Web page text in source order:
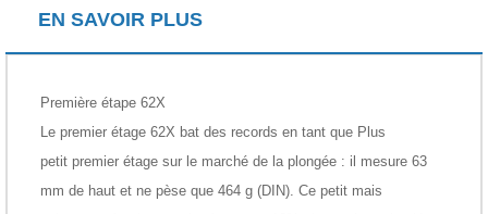
EN SAVOIR PLUS
Première étape 62X
Le premier étage 62X bat des records en tant que Plus
petit premier étage sur le marché de la plongée : il mesure 63
mm de haut et ne pèse que 464 g (DIN). Ce petit mais